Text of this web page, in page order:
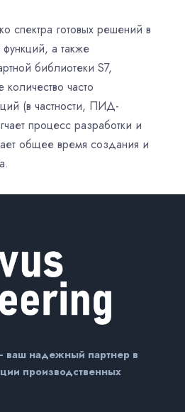
готовых решений в
а также
библиотеки S7,
часто
(в частности, ПИД-
процесс разработки и
общее время создания и
ваш надежный партнер в
производственных